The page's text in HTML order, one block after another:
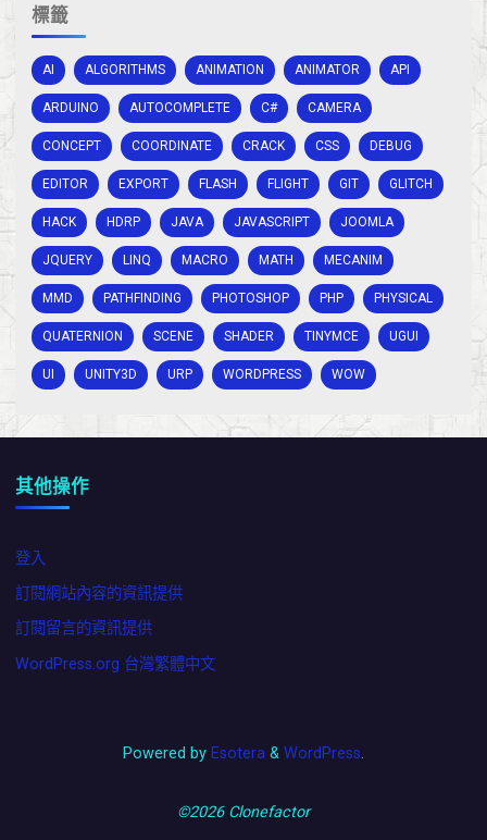
標籤
AI ALGORITHMS ANIMATION ANIMATOR API
ARDUINO AUTOCOMPLETE C# CAMERA
CONCEPT COORDINATE CRACK CSS DEBUG
EDITOR EXPORT FLASH FLIGHT GIT GLITCH
HACK HDRP JAVA JAVASCRIPT JOOMLA
JQUERY LINQ MACRO MATH MECANIM
MMD PATHFINDING PHOTOSHOP PHP PHYSICAL
QUATERNION SCENE SHADER TINYMCE UGUI
UI UNITY3D URP WORDPRESS WOW
其他操作
登入
訂閱網站內容的資訊提供
訂閱留言的資訊提供
WordPress.org 台灣繁體中文
Powered by Esotera & WordPress.
©2026 Clonefactor